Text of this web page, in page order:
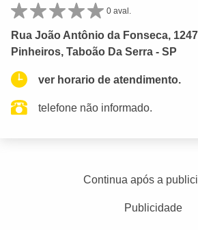
0 aval.
Rua João Antônio da Fonseca,
Pinheiros, Taboão Da Serra - SP
ver horario de atendimento.
telefone não informado.
Continua após a
Publicidade